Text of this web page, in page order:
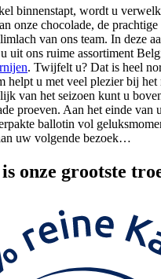
binnenstapt, wordt u
onze chocolade, de
van ons team. In deze
uit ons ruime assortiment
. Twijfelt u? Dat is heel
helpt u met veel plezier bij
van het seizoen kunt u
proeven. Aan het einde van
ballotin vol
uw volgende bezoek…
is onze grootste